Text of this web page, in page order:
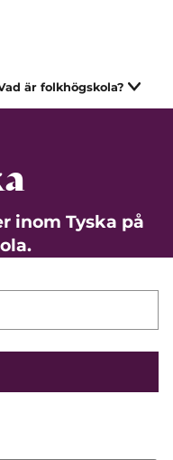
är folkhögskola?
inom Tyska på